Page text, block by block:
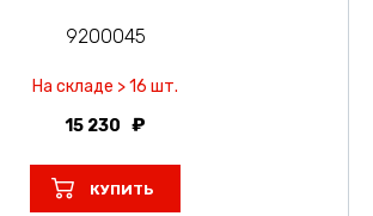
9200045
На складе > 16 шт.
15 230
КУПИТЬ